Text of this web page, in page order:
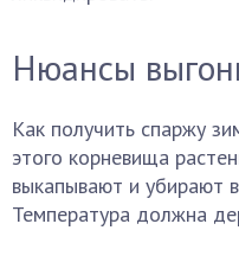
Нюансы
Как получить спаржу
этого корневища
выкапывают и убирают
Температура должна